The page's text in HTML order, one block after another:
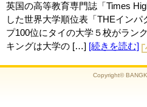
英国の高等教育専門誌「Times
した世界大学順位表「THEインパ
プ100位にタイの大学５校がラン
キングは大学の […] [続きを読む]
Copyright©